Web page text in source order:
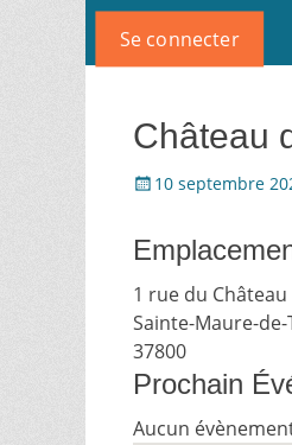
Se connecter
Château
Écrit10 septembre
1 rue du Château
Sainte-Maure-
37800
Prochain
Aucun